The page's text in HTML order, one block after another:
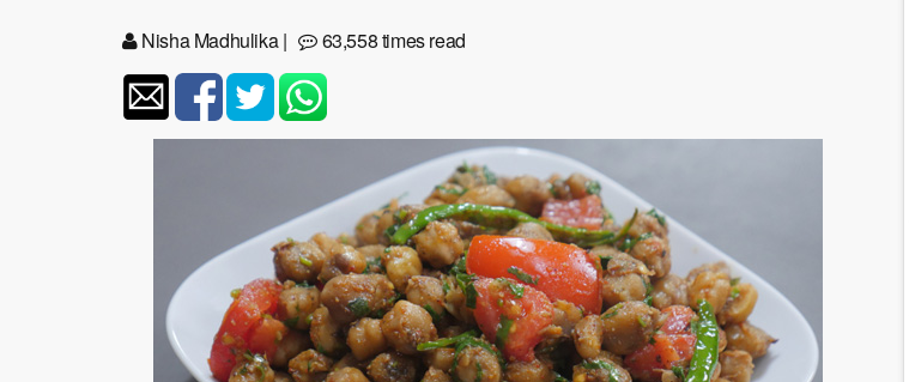
Nisha Madhulika| 63,558 times read